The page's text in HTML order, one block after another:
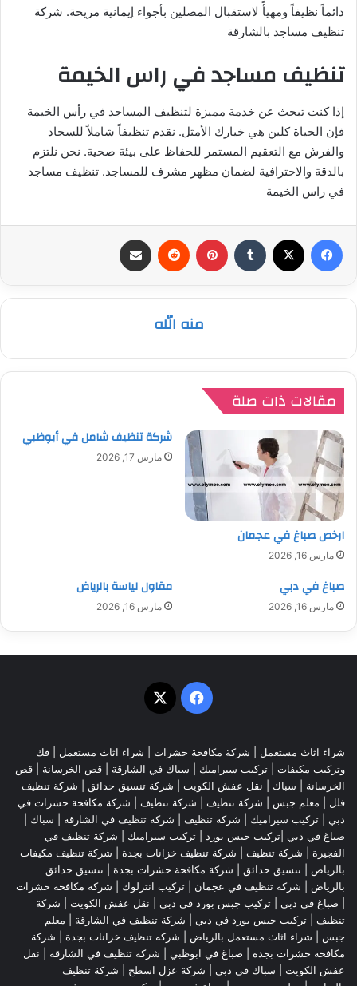
دائماً نظيفاً ومهيأً لاستقبال المصلين بأجواء إيمانية مريحة. شركة
تنظيف مساجد بالشارقة
تنظيف مساجد في راس الخيمة
إذا كنت تبحث عن خدمة مميزة لتنظيف المساجد في رأس الخيمة
فإن الحياة كلين هي خيارك الأمثل. نقدم تنظيفاً شاملاً للسجاد
والفرش مع التعقيم المستمر للحفاظ على بيئة صحية. نحن نلتزم
بالدقة والاحترافية لضمان مظهر مشرف للمساجد. تنظيف مساجد
في راس الخيمة
فيسبوك بينتيريست
منه الله
مقالات ذات صلة
ارخص صباغ في عجمان
مارس 16, 2026
شركة تنظيف شامل في أبوظبي
مارس 17, 2026
صباغ في دبي
مارس 16, 2026
مقاول لياسة بالرياض
مارس 16, 2026
فيسبوك
‫X
شراء اثاث مستعمل شركة مكافحة حشرات شراء اثاث مستعمل
فك
وتركيب مكيفات | تركيب سيراميك | سباك في الشارقة قص الخرسانة | قص
الخرسانة | سباك نقل عفش الكويت شركة تنسيق حدائق
شركة تنظيف
فلل
معلم جبس شركة تنظيف شركة تنظيف
شركة مكافحة حشرات في
دبي
تركيب سيراميك شركة تنظيف شركة تنظيف في الشارقة | سباك |
صباغ في دبي |تركيب جبس بورد | تركيب سيراميك
شركة تنظيف في
الفجيرة
شركة تنظيف شركة تنظيف خزانات بجدة
شركة تنظيف مكيفات
بالرياض
تنسيق حدائق شركة مكافحة حشرات بجدة
تنسيق حدائق
بالرياض
شركة تنظيف في عجمان | تركيب انترلوك | شركة مكافحة حشرات
صباغ في دبي تركيب جبس بورد في دبي نقل عفش الكويت
شركة
تنظيف
تركيب جبس بورد في دبي شركة تنظيف في الشارقة
معلم
جبس
شراء اثاث مستعمل بالرياض شركه تنظيف خزانات بجدة
شركة
مكافحة حشرات بجدة
صباغ في ابوظبي شركة تنظيف في الشارقة
نقل
عفش الكويت | سباك في دبي | شركة عزل اسطح
شركة تنظيف